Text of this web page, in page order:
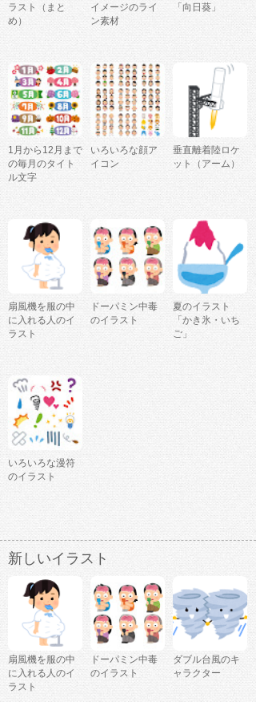
ラスト（まと
め）
イメージのライ
ン素材
「向日葵」
1月から12月まで
の毎月のタイト
ル文字
いろいろな顔ア
イコン
垂直離着陸ロケ
ット（アーム）
扇風機を服の中
に入れる人のイ
ラスト
ドーパミン中毒
のイラスト
夏のイラスト
「かき氷・いち
ご」
いろいろな漫符
のイラスト
新しいイラスト
扇風機を服の中
に入れる人のイ
ラスト
ドーパミン中毒
のイラスト
ダブル台風のキ
ャラクター